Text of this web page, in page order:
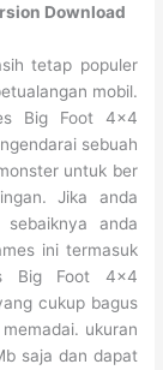
Download
tetap populer
mobil.
Big Foot 4×4
sebuah
untuk ber
Jika anda
anda
ini termasuk
Big Foot 4×4
cukup bagus
ukuran
saja dan dapat